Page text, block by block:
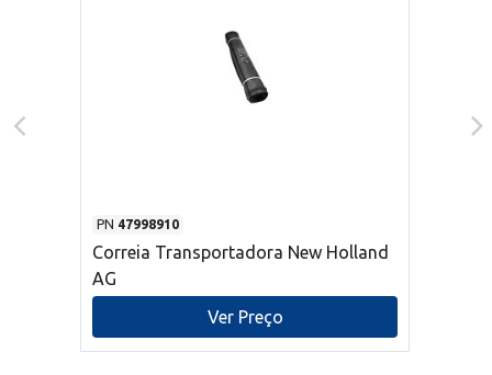
PN 47998910
Correia Transportadora New Holland
AG
Ver Preço